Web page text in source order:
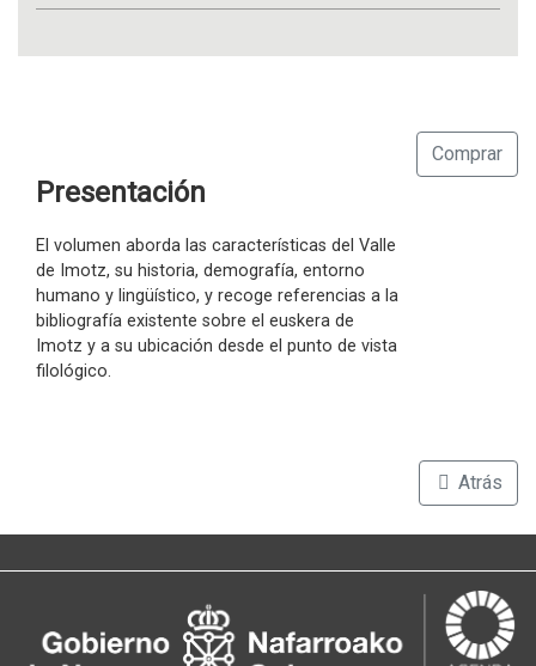
Comprar
Presentación
El volumen aborda las características del Valle
de Imotz, su historia, demografía, entorno
humano y lingüístico, y recoge referencias a la
bibliografía existente sobre el euskera de
Imotz y a su ubicación desde el punto de vista
filológico.
Atrás